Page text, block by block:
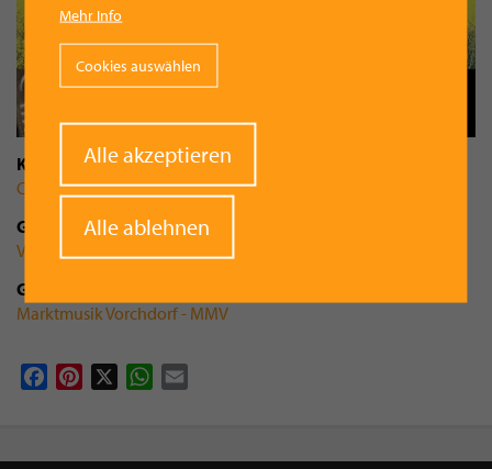
Kategorie
Corona-Krise
Kultur
Gemeinde
Vorchdorf
Gruppenzugehörigkeit
Marktmusik Vorchdorf - MMV
FacebookPinterest WhatsApp
Mehr Info
Cookies auswählen
Alle akzeptieren
Alle ablehnen